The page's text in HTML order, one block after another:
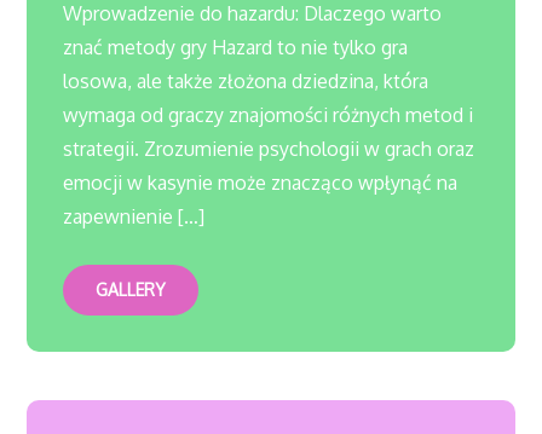
Wprowadzenie do hazardu: Dlaczego warto
znać metody gry Hazard to nie tylko gra
losowa, ale także złożona dziedzina, która
wymaga od graczy znajomości różnych metod i
strategii. Zrozumienie psychologii w grach oraz
emocji w kasynie może znacząco wpłynąć na
zapewnienie […]
GALLERY